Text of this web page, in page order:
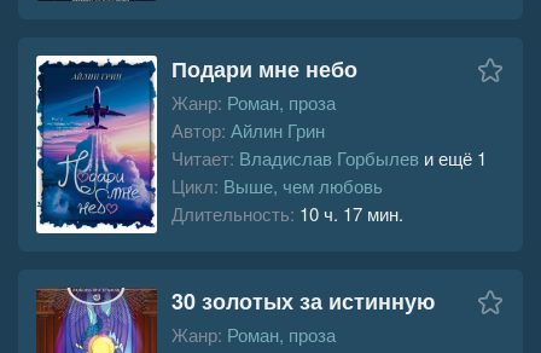
Подари мне небо
Жанр: Роман, проза
Автор: Айлин Грин
Читает: Владислав Горбылев и ещё 1
Цикл: Выше, чем любовь
Длительность: 10 ч. 17 мин.
30 золотых за истинную
Жанр: Роман, проза